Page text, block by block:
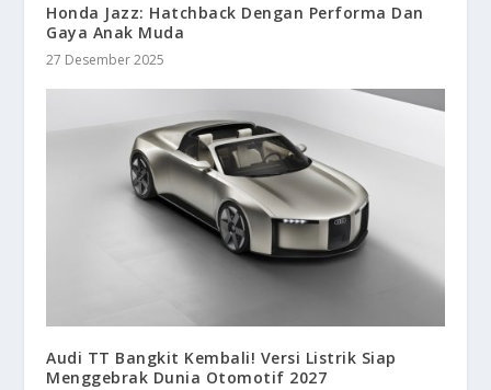
Honda Jazz: Hatchback Dengan Performa Dan
Gaya Anak Muda
27 Desember 2025
Audi TT Bangkit Kembali! Versi Listrik Siap
Menggebrak Dunia Otomotif 2027